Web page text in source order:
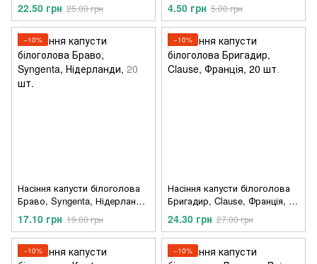
Нідерланди, 20 шт.
22.50 грн 25.00 грн 4.50 грн 5.00 грн
−10%
Насіння капусти білоголова
Браво, Syngenta, Нідерланди,
20 шт.
17.10 грн 19.00 грн
−10%
Насіння капусти білоголова
Бригадир, Clause, Франція, 20
шт.
24.30 грн 27.00 грн
−10% −10%